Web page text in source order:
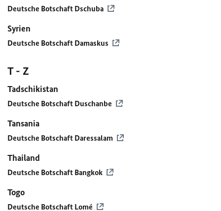
Deutsche Botschaft Dschuba
Syrien
Deutsche Botschaft Damaskus
T - Z
Tadschikistan
Deutsche Botschaft Duschanbe
Tansania
Deutsche Botschaft Daressalam
Thailand
Deutsche Botschaft Bangkok
Togo
Deutsche Botschaft Lomé